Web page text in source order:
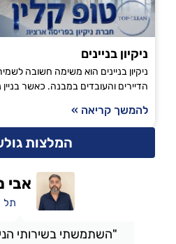
ניקיון בניינים
ניקיון בניינים הוא משימה חשובה
הדיירים והעובדים במבנה. כאשר
להמשך קריאה »
המלצות
"השתמשתי בשירותי
אבי
תל